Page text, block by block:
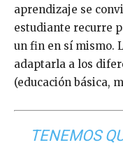
aprendizaje se
estudiante recurre
un fin en sí mismo.
adaptarla a los
(educación básica,
TENEMOS